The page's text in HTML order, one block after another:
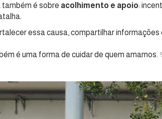
é sobre acolhimento e apoio:
essa causa, compartilhar
é uma forma de cuidar de quem amamos.